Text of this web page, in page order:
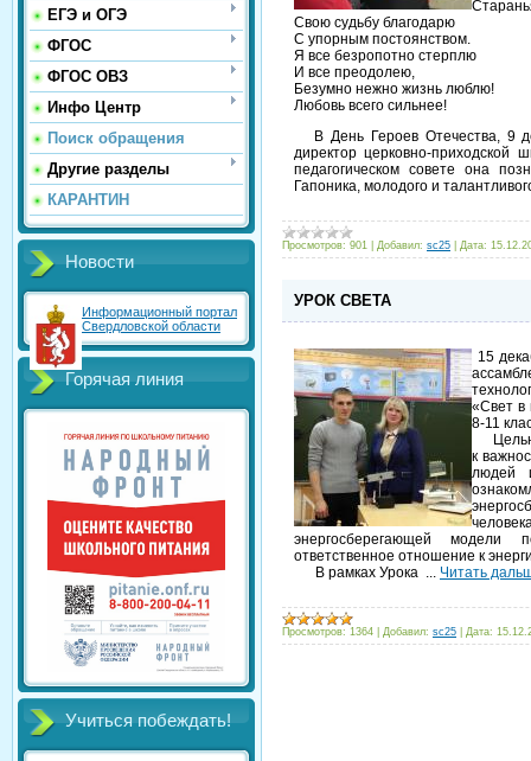
ЕГЭ и ОГЭ
ФГОС
ФГОС ОВЗ
Инфо Центр
Поиск обращения
Другие разделы
КАРАНТИН
Новости
Информационный портал
Свердловской области
Горячая линия
Учиться побеждать!
Свою судьбу благодарю
С упорным постоянством.
Я все безропотно стерплю
И все преодолею,
Безумно нежно жизнь люблю!
Любовь всего сильнее!
В День Героев Отечества, 9
директор церковно-
педагогическом совете она
Гапоника, молодого и
Просмотров: 901 Добавил: sc25 Дата:
УРОК СВЕТА
15
«Свет в
8-11
Целью
к
людей
энергосберегающей модели
ответственное отношение к
В рамках Урока ... Читать
Просмотров: 1364 Добавил: sc25 Дата: